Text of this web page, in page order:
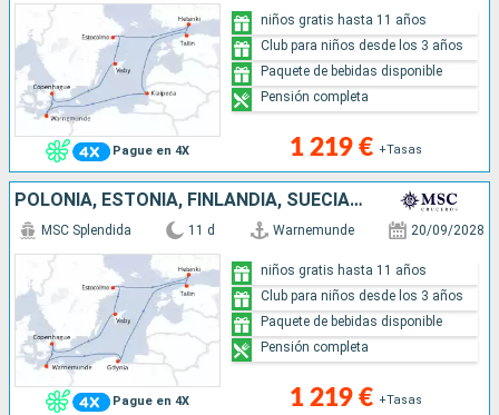
Pague en 4X 1 219 € +Tasas
niños gratis hasta 11 años
Club para niños desde los 3 años
Paquete de bebidas disponible
Pensión completa
POLONIA, ESTONIA, FINLANDIA, SUECIA, DINAMARCA, ALEMANIA
Pague en 4X
MSC Splendida 11 d Warnemunde 20/09/2028
1 219 € +Tasas
niños gratis hasta 11 años
Club para niños desde los 3 años
Paquete de bebidas disponible
Pensión completa